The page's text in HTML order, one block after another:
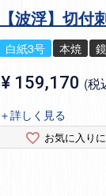
【波浮】切付
白紙3号 本焼
¥ 159,170 税
＋詳しく見る
お気に入り